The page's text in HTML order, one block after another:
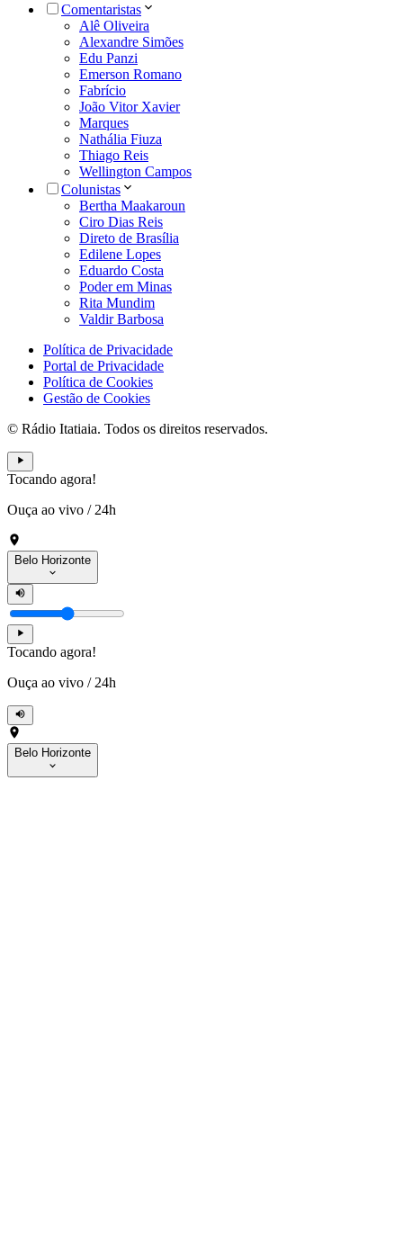
Comentaristas
Alê Oliveira
Alexandre Simões
Edu Panzi
Emerson Romano
Fabrício
João Vitor Xavier
Marques
Nathália Fiuza
Thiago Reis
Wellington Campos
Colunistas
Bertha Maakaroun
Ciro Dias Reis
Direto de Brasília
Edilene Lopes
Eduardo Costa
Poder em Minas
Rita Mundim
Valdir Barbosa
Política de Privacidade
Portal de Privacidade
Política de Cookies
Gestão de Cookies
© Rádio Itatiaia. Todos os direitos reservados.
Tocando agora!
Ouça ao vivo / 24h
Belo Horizonte
Tocando agora!
Ouça ao vivo / 24h
Belo Horizonte